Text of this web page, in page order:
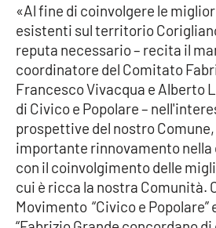
Cronaca
Cultura
Economia e Lavoro
Politica
Sanità
Società
«Al fine di coinvolgere le
esistenti sul territorio
reputa necessario – recita il
coordinatore del Comitato
Francesco Vivacqua e Alberto
di Civico e Popolare –
prospettive del nostro
importante rinnovamento
con il coinvolgimento delle
cui è ricca la nostra Comunità.
Movimento “Civico e Popolare”